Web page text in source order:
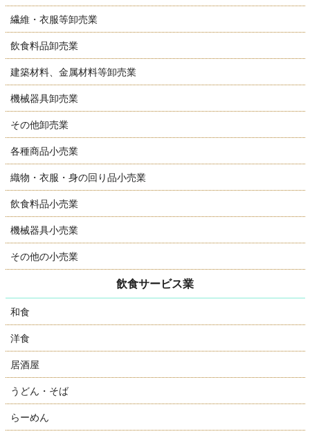
繊維・衣服等卸売業
飲食料品卸売業
建築材料、金属材料等卸売業
機械器具卸売業
その他卸売業
各種商品小売業
織物・衣服・身の回り品小売業
飲食料品小売業
機械器具小売業
その他の小売業
飲食サービス業
和食
洋食
居酒屋
うどん・そば
らーめん